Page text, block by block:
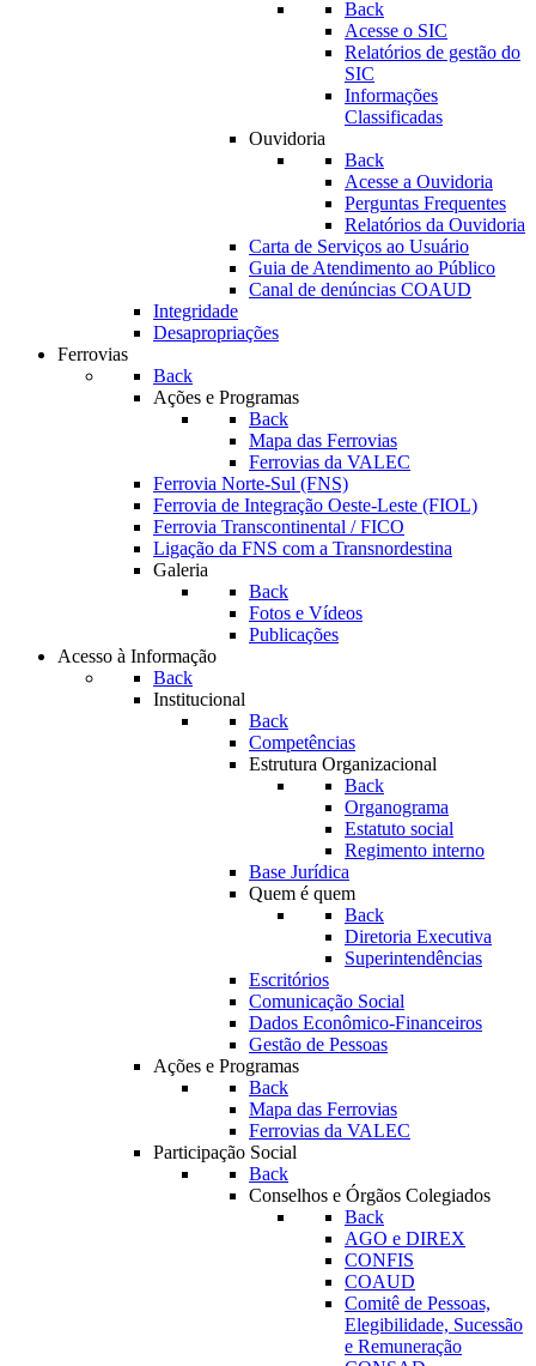
Back
Acesse o SIC
Relatórios de gestão do
SIC
Informações
Classificadas
Ouvidoria
Back
Acesse a Ouvidoria
Perguntas Frequentes
Relatórios da Ouvidoria
Carta de Serviços ao Usuário
Guia de Atendimento ao Público
Canal de denúncias COAUD
Integridade
Desapropriações
Ferrovias
Back
Ações e Programas
Back
Mapa das Ferrovias
Ferrovias da VALEC
Ferrovia Norte-Sul (FNS)
Ferrovia de Integração Oeste-Leste (FIOL)
Ferrovia Transcontinental / FICO
Ligação da FNS com a Transnordestina
Galeria
Back
Fotos e Vídeos
Publicações
Acesso à Informação
Back
Institucional
Back
Competências
Estrutura Organizacional
Back
Organograma
Estatuto social
Regimento interno
Base Jurídica
Quem é quem
Back
Diretoria Executiva
Superintendências
Escritórios
Comunicação Social
Dados Econômico-Financeiros
Gestão de Pessoas
Ações e Programas
Back
Mapa das Ferrovias
Ferrovias da VALEC
Participação Social
Back
Conselhos e Órgãos Colegiados
Back
AGO e DIREX
CONFIS
COAUD
Comitê de Pessoas,
Elegibilidade, Sucessão
e Remuneração